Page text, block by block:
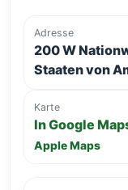
Adresse
200 W
Staaten von
Karte
In Google
Apple Maps